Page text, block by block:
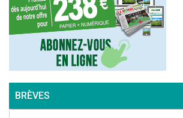
BRÈVES